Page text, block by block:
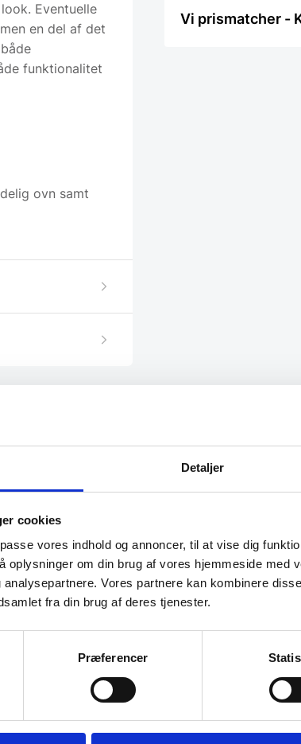
Detaljer
cookies
vores indhold og annoncer, til at vise dig
oplysninger om din brug af vores hjemmeside med
Vores partnere kan kombinere
fra din brug af deres tjenester.
Præferencer
Eventuelle
en del af det
funktionalitet
ovn samt
Vi prismatcher -
SPAR 15%
– Yaxell
Yaxell
Hendi – Plastik flaske Gul
Plastik flaske, til brug af Ketchup og
andre former for dressinger. 0,7 L